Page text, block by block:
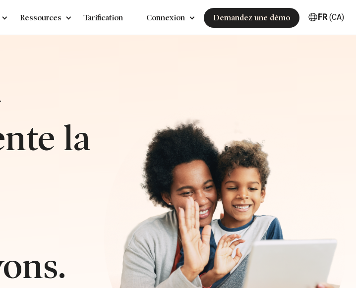
Ressources Tarification Connexion Demandez une démo FR(CA)
la